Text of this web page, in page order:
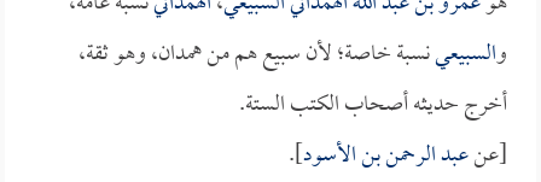
والسبيعينسبة خاصة؛ لأن سبيع هم من همدان، وهو ثقة،
أخرج حديثه أصحاب الكتب الستة.
[عنعبد الرحمن بن الأسود].